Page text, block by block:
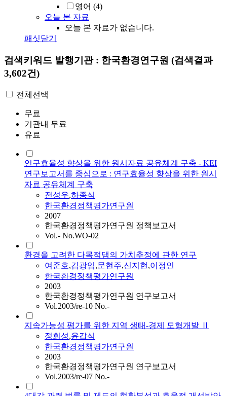
영어 (4)
오늘 본 자료
오늘 본 자료가 없습니다.
패싯닫기
검색키워드 발행기관 : 한국환경연구원 (검색결과
3,602건)
전체선택
무료
기관내 무료
유료
연구효율성 향상을 위한 원시자료 공유체계 구축 - KEI
연구보고서를 중심으로 : 연구효율성 향상을 위한 원시
자료 공유체계 구축
전성우,하종식
한국환경정책평가연구원
2007
한국환경정책평가연구원 정책보고서
Vol.- No.WO-02
환경을 고려한 다목적댐의 가치추정에 관한 연구
여준호,김광임,문현주,신지현,이정인
한국환경정책평가연구원
2003
한국환경정책평가연구원 연구보고서
Vol.2003/re-10 No.-
지속가능성 평가를 위한 지역 생태-경제 모형개발 Ⅱ
정회성,윤갑식
한국환경정책평가연구원
2003
한국환경정책평가연구원 연구보고서
Vol.2003/re-07 No.-